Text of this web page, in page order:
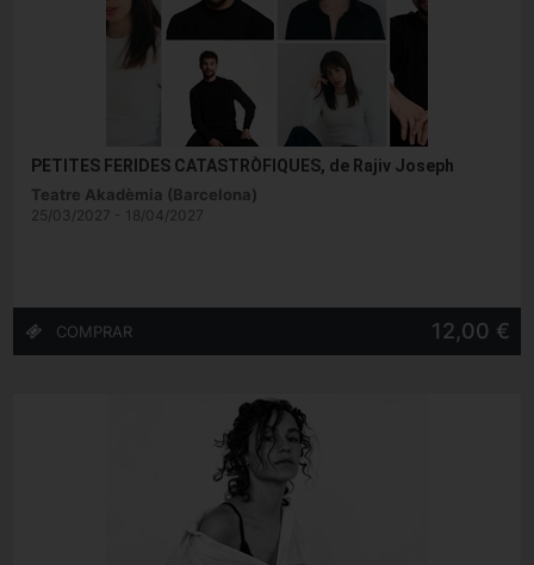
PETITES FERIDES CATASTRÒFIQUES, de Rajiv Joseph
Teatre Akadèmia (Barcelona)
25/03/2027 - 18/04/2027
12,00 €